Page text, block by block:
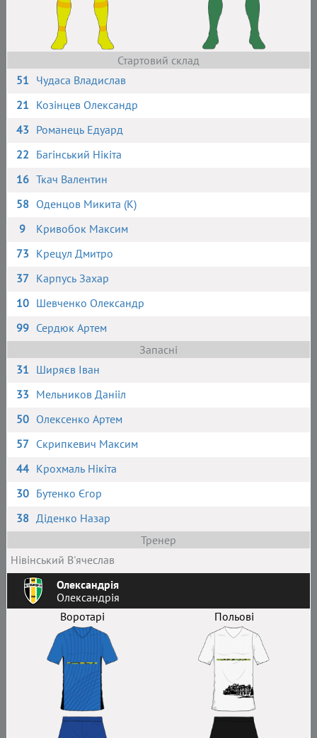
Стартовий склад
51 Чудаса Владислав
21 Козінцев Олександр
43 Романець Едуард
22 Багінський Нікіта
16 Ткач Валентин
58 Оденцов Микита (К)
9
Кривобок Максим
73 Крецул Дмитро
37 Карпусь Захар
10 Шевченко Олександр
99 Сердюк Артем
Запасні
31 Ширяєв Іван
33 Мельников Данііл
50 Олексенко Артем
57 Скрипкевич Максим
44 Крохмаль Нікіта
30 Бутенко Єгор
38 Діденко Назар
Тренер
Нівінський В'ячеслав
Олександрія
Олександрія
Воротарі
Польові